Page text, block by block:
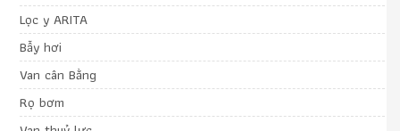
Lọc y ARITA
Bẫy hơi
Van cân Bằng
Rọ bơm